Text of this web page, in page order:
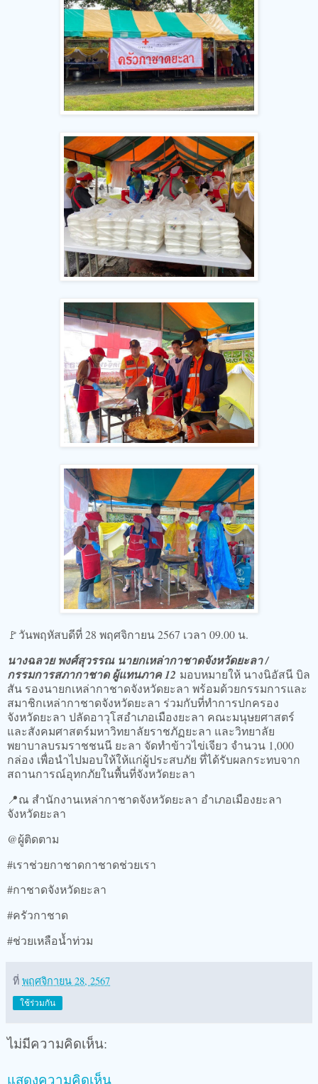
🚩วันพฤหัสบดีที่ 28 พฤศจิกายน 2567 เวลา 09.00 น.
นางฉลวย พงศ์สุวรรณ นายกเหล่ากาชาดจังหวัดยะลา /
กรรมการสภากาชาด ผู้แทนภาค 12 มอบหมายให้ นางนิอัสนี บิล
สัน รองนายกเหล่ากาชาดจังหวัดยะลา พร้อมด้วยกรรมการและ
สมาชิกเหล่ากาชาดจังหวัดยะลา ร่วมกับที่ทำการปกครอง
จังหวัดยะลา ปลัดอาวุโสอำเภอเมืองยะลา คณะมนุษยศาสตร์
และสังคมศาสตร์มหาวิทยาลัยราชภัฏยะลา และวิทยาลัย
พยาบาลบรมราชชนนี ยะลา จัดทำข้าวไข่เจียว จำนวน 1,000
กล่อง เพื่อนำไปมอบให้ให้แก่ผู้ประสบภัย ที่ได้รับผลกระทบจาก
สถานการณ์อุทกภัยในพื้นที่จังหวัดยะลา
📍ณ สำนักงานเหล่ากาชาดจังหวัดยะลา อำเภอเมืองยะลา
จังหวัดยะลา
@ผู้ติดตาม
#เราช่วยกาชาดกาชาดช่วยเรา
#กาชาดจังหวัดยะลา
#ครัวกาชาด
#ช่วยเหลือน้ำท่วม
ที่ พฤศจิกายน 28, 2567
ใช้ร่วมกัน
ไม่มีความคิดเห็น:
แสดงความคิดเห็น